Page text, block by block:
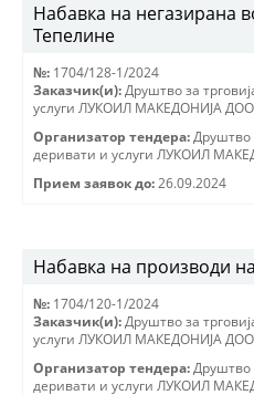
Набавка на негазирана
Тепелине
№: 1704/128-1/2024
Заказчик(и): Друштво за
услуги ЛУКОИЛ МАКЕДОНИJА
Организатор тендера: Друштво
деривати и услуги ЛУКОИЛ
Прием заявок до: 26.09.2024
Набавка на производи
№: 1704/120-1/2024
Заказчик(и): Друштво за
услуги ЛУКОИЛ МАКЕДОНИJА
Организатор тендера: Друштво
деривати и услуги ЛУКОИЛ